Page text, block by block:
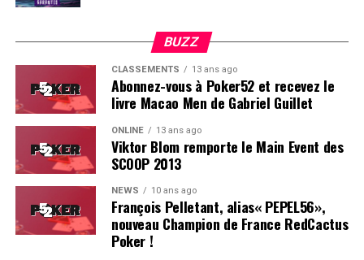
Soleau à gauche, sorti par Logghe au centre
BUZZ
CLASSEMENTS 13 ans ago
Abonnez-vous à Poker52 et recevez le
livre Macao Men de Gabriel Guillet
ONLINE 13 ans ago
Viktor Blom remporte le Main Event des
SCOOP 2013
NEWS 10 ans ago
François Pelletant, alias« PEPEL56»,
nouveau Champion de France RedCactus
Poker !